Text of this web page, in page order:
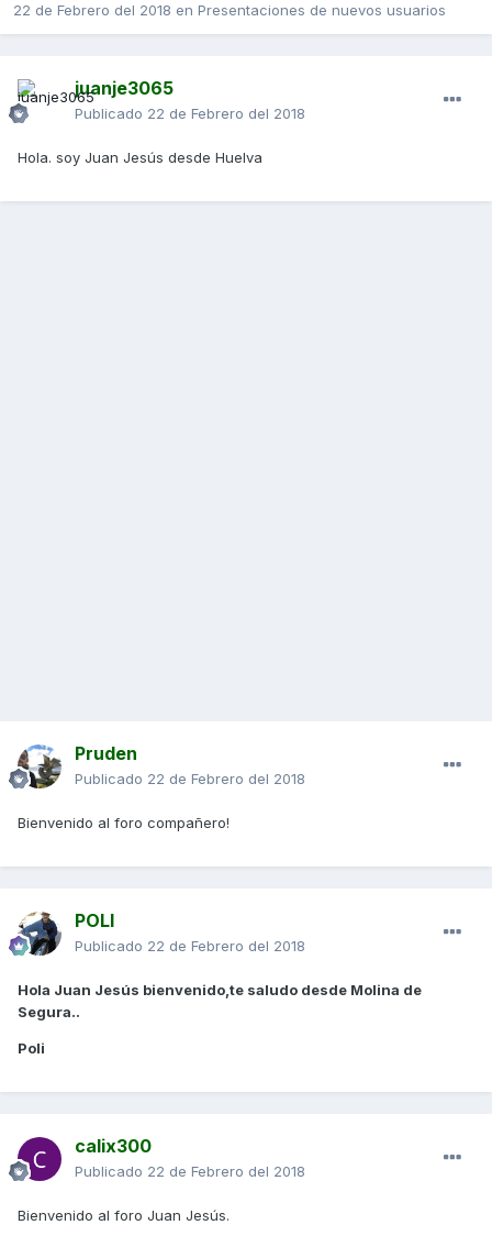
22 de Febrero del 2018 en Presentaciones de nuevos usuarios
juanje3065
Publicado 22 de Febrero del 2018
Hola. soy Juan Jesús desde Huelva
Pruden
Publicado 22 de Febrero del 2018
Bienvenido al foro compañero!
POLI
Publicado 22 de Febrero del 2018
Hola Juan Jesús bienvenido,te saludo desde Molina de
Segura..
Poli
calix300
Publicado 22 de Febrero del 2018
Bienvenido al foro Juan Jesús.